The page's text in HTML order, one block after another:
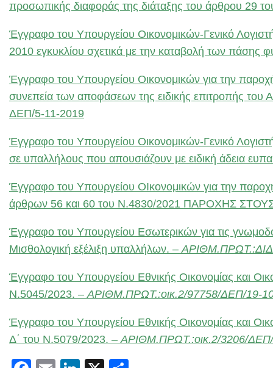
προσωπικής διαφοράς της διάταξης του άρθρου
Έγγραφο του Υπουργείου Οικονομικών-Γενικό
2010 εγκυκλίου σχετικά με την καταβολή των
Έγγραφο του Υπουργείου Οικονομικών για την
συνεπεία των αποφάσεων της ειδικής επιτροπής
ΔΕΠ/5-11-2019
Έγγραφο του Υπουργείου Οικονομικών-Γενικό
σε υπαλλήλους που απουσιάζουν με ειδική άδεια
Έγγραφο του Υπουργείου ΟΙκονομικών για την
άρθρων 56 και 60 του Ν.4830/2021 ΠΑΡΟΧΗΣ
Έγγραφο του Υπουργείου Εσωτερικών για τις
Μισθολογική εξέλιξη υπαλλήλων. –
Έγγραφο του Υπουργείου Εθνικής Οικονομίας και
Ν.5045/2023. – ΑΡΙΘΜ.ΠΡΩΤ.:οικ.2/97758/ΔΕΠ/19-
Έγγραφο του Υπουργείου Εθνικής Οικονομίας και
Δ΄ του Ν.5079/2023. – ΑΡΙΘΜ.ΠΡΩΤ.:οικ.2/3206/